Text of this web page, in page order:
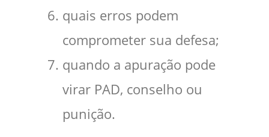
quais erros podem
comprometer sua defesa;
quando a apuração pode
virar PAD, conselho ou
punição.